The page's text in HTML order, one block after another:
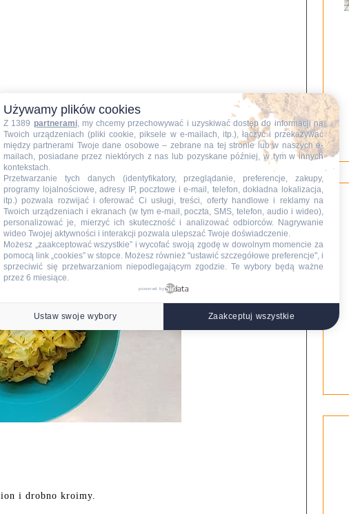
na opakowaniu.
do dużej miski.
i drobno kroimy.
Używamy plików cookies
Z 1389 partnerami, my chcemy przechowywać i uzyskiwać dostęp do informacji na
Twoich urządzeniach (pliki cookie, piksele w e-mailach, itp.), łączyć i przekazywać
między partnerami Twoje dane osobowe – zebrane na tej stronie lub w naszych e-
mailach, posiadane przez niektórych z nas lub pozyskane później, w tym w innych
kontekstach.
Przetwarzanie tych danych (identyfikatory, przeglądanie, preferencje, zakupy,
programy lojalnościowe, adresy IP, pocztowe i e-mail, telefon, dokładna lokalizacja,
itp.) pozwala rozwijać i oferować Ci usługi, treści, oferty handlowe i reklamy na
Twoich urządzeniach i ekranach (w tym e-mail, poczta, SMS, telefon, audio i wideo),
personalizować je, mierzyć ich skuteczność i analizować odbiorców. Nagrywanie
wideo Twojej aktywności i interakcji pozwala ulepszać Twoje doświadczenie.
Możesz „zaakceptować wszystkie” i wycofać swoją zgodę w dowolnym momencie za
pomocą link „cookies” w stopce. Możesz również "ustawić szczegółowe preferencje", i
sprzeciwić się przetwarzaniom niepodlegającym zgodzie. Te wybory będą ważne
przez 6 miesiące.
powered by
Ustaw swoje wybory Zaakceptuj wszystkie